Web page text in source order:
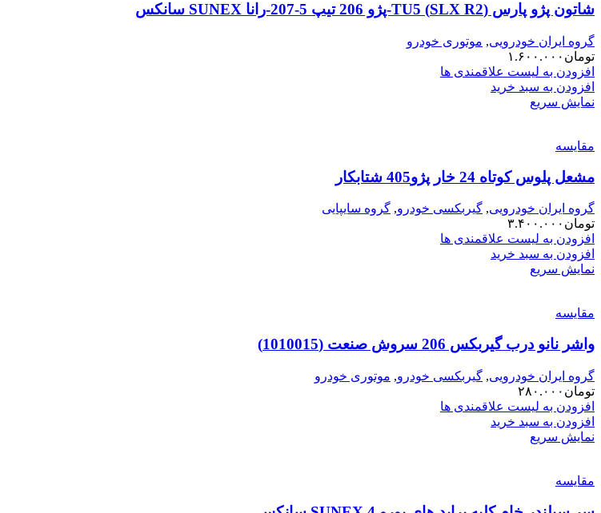
شاتون پژو پارس (SLX R2) TU5-پژو 206 تیپ 5-207-رانا SUNEX سانکس
گروه ایران خودرویی, موتوری خودرو
تومان ۱.۶۰۰.۰۰۰
افزودن به لیست علاقمندی ها
افزودن به سبد خرید
نمایش سریع
مقایسه
مشعل پلوس کوتاه 24 خار پژو405 شتابکار
گروه ایران خودرویی, گیربکسی خودرو, گروه سایپایی
تومان ۳.۴۰۰.۰۰۰
افزودن به لیست علاقمندی ها
افزودن به سبد خرید
نمایش سریع
مقایسه
واشر نانو درب گیربکس 206 سروش صنعت (1010015)
گروه ایران خودرویی, گیربکسی خودرو, موتوری خودرو
تومان ۲۸۰.۰۰۰
افزودن به لیست علاقمندی ها
افزودن به سبد خرید
نمایش سریع
مقایسه